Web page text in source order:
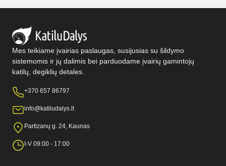
Mes teikiame įvairias paslaugas, susijusias su šildymo
sistemomis ir jų dalimis bei parduodame įvairių gamintojų
katilų, degiklių detales.
+370 657 86797
info@katiludalys.lt
Partizanų g. 24, Kaunas
I-V 09:00 - 17:00